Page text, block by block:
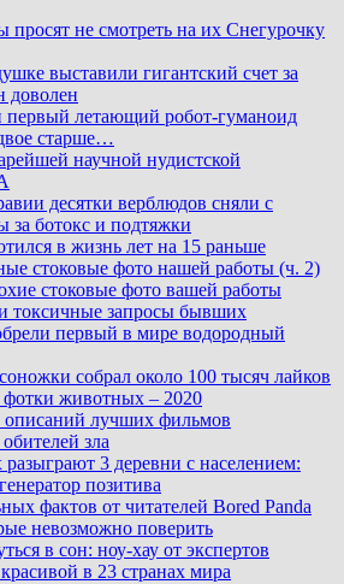
просят не смотреть на их Снегурочку
выставили гигантский счет за
доволен
первый летающий робот-гуманоид
старше…
научной нудистской
десятки верблюдов сняли с
за ботокс и подтяжки
в жизнь лет на 15 раньше
стоковые фото нашей работы (ч. 2)
стоковые фото вашей работы
токсичные запросы бывших
первый в мире водородный
собрал около 100 тысяч лайков
животных – 2020
лучших фильмов
зла
3 деревни с населением:
позитива
фактов от читателей Bored Panda
невозможно поверить
в сон: ноу-хау от экспертов
в 23 странах мира